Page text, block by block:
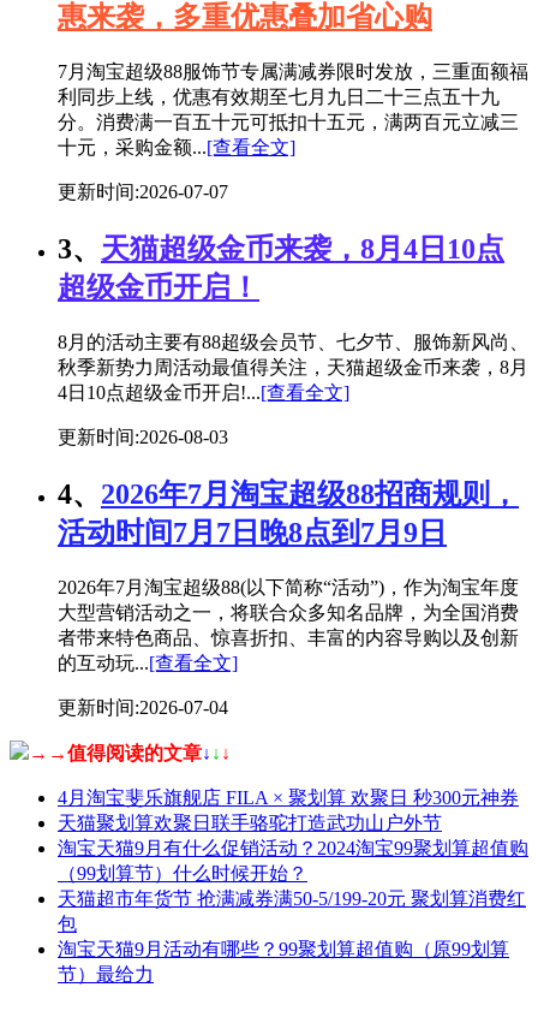
惠来袭，多重优惠叠加省心购
7月淘宝超级88服饰节专属满减券限时发放，三重面额福
利同步上线，优惠有效期至七月九日二十三点五十九
分。消费满一百五十元可抵扣十五元，满两百元立减三
十元，采购金额...[查看全文]
更新时间:2026-07-07
3、 天猫超级金币来袭，8月4日10点
超级金币开启！
8月的活动主要有88超级会员节、七夕节、服饰新风尚、
秋季新势力周活动最值得关注，天猫超级金币来袭，8月
4日10点超级金币开启!...[查看全文]
更新时间:2026-08-03
4、 2026年7月淘宝超级88招商规则，
活动时间7月7日晚8点到7月9日
2026年7月淘宝超级88(以下简称“活动”)，作为淘宝年度
大型营销活动之一，将联合众多知名品牌，为全国消费
者带来特色商品、惊喜折扣、丰富的内容导购以及创新
的互动玩...[查看全文]
更新时间:2026-07-04
→→值得阅读的文章↓ ↓ ↓
4月淘宝斐乐旗舰店 FILA × 聚划算 欢聚日 秒300元神券
天猫聚划算欢聚日联手骆驼打造武功山户外节
淘宝天猫9月有什么促销活动？2024淘宝99聚划算超值购
（99划算节）什么时候开始？
天猫超市年货节 抢满减券满50-5/199-20元 聚划算消费红
包
淘宝天猫9月活动有哪些？99聚划算超值购（原99划算
节）最给力